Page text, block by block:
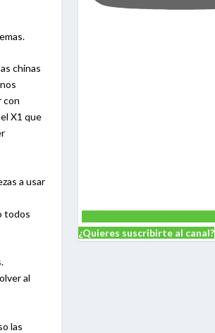
chinas
con
X1 que
a usar
todos
al
las
¿Quieres suscribirte al canal?